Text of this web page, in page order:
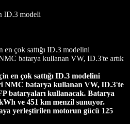
ID.3 modeli
en çok sattığı ID.3 modelini
batarya kullanan VW, ID.3'te artık
en çok sattığı ID.3 modelini
NMC batarya kullanan VW, ID.3'te
bataryaları kullanacak. Batarya
ve 451 km menzil sunuyor.
yerleştirilen motorun gücü 125